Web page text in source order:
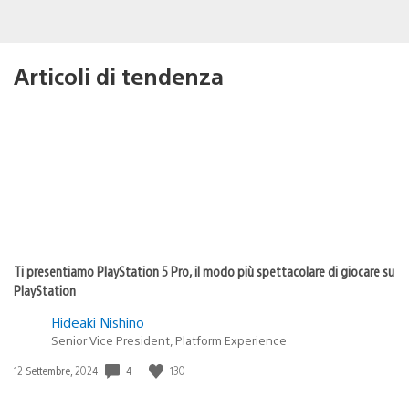
Articoli di tendenza
Ti presentiamo PlayStation 5 Pro, il modo più spettacolare di giocare su
PlayStation
Hideaki Nishino
Senior Vice President, Platform Experience
Data
12 Settembre, 2024 4 130